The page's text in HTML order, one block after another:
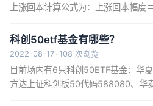
上涨回本计算公式为：上涨回本幅度
17.65％，因此，当投资者所购买的基
科创50etf基金有哪些？
2022-08-17 · 108 次浏览
目前场内有6只科创50ETF基金：华
方达上证科创板50代码588080、华